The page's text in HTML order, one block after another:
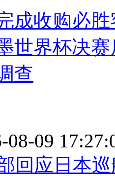
成收购必
世界杯决
查
08-09
回应日本